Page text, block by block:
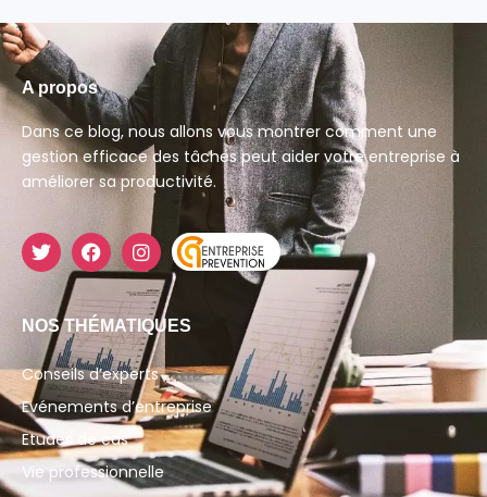
A propos
Dans ce blog, nous allons vous montrer comment une
gestion efficace des tâches peut aider votre entreprise à
améliorer sa productivité.
NOS THÉMATIQUES
Conseils d’experts
Evénements d’entreprise
Etudes de cas
Vie professionnelle